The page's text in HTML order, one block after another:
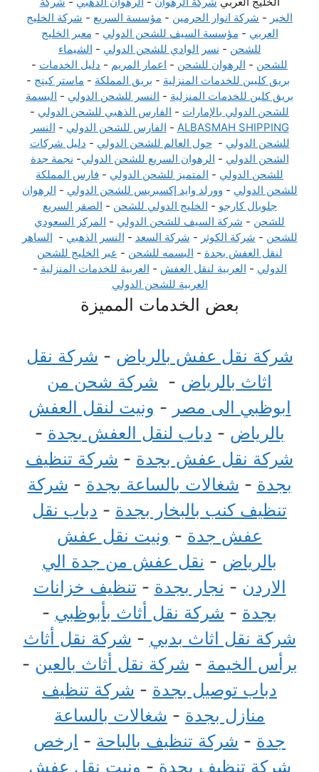
الخير - شركة انوار الحرمين - مؤسسة السريع - شركة الخليج
العربي - مؤسسة السيف للشحن الدولي - معبر الخليج
للشحن - نسر الوادي للشحن الدولي - الشيماء
للشحن - الرهوان للشحن - اعمار المريم - دليل الخدمات -
بريق كليين للخدمات المنزلية - بريق المملكة - ماستر كينج -
بريق كلين للخدمات المنزلية - النسر للشحن الدولي - البسمة
للشحن الدولي بالإمارات - الفارس الذهبي للشحن الدولي -
ALBASMAH SHIPPING
- الفارس للشحن الدولي - النسر
للشحن الدولي -حول العالم للشحن الدولي - دليل شركات
الشحن الدولي - الرهوان السريع للشحن الدولي- نجمة جدة
للشحن الدولي - المتميز للشحن الدولي - فارس المملكة
للشحن الدولي - وورلد وايد إكسبريس للشحن الدولي - الرهوان
جلوبال كارجو - الخليج الدولي للشحن - الصقر السريع
للشحن - شركة السيف للشحن الدولي - المركز السعودي
للشحن - شركة الكوثر - شركة السعد - النسر الذهبي - الساهر
لنقل العفش بجدة - البسمه للشحن - عبر الخليج للشحن
الدولي - العربية لنقل العفش - العربية للخدمات المنزلية -
العربية للشحن الدولي
بعض الخدمات المميزة
شركة نقل عفش بالرياض - شركة نقل
اثاث بالرياض - شركة شحن من
ابوظبي الى مصر - ونيت لنقل العفش
بالرياض - دباب لنقل العفش بجدة -
شركة نقل عفش بجدة - شركة تنظيف
بجدة - شغالات بالساعة بجدة - شركة
تنظيف كنب بالبخار بجدة - دباب نقل
عفش جدة - ونيت نقل عفش
بالرياض - نقل عفش من جدة الي
الاردن - نجار بجدة - تنظيف خزانات
بجدة - شركة نقل أثاث بأبوظبي -
شركة نقل اثاث بدبي - شركة نقل أثاث
برأس الخيمة - شركة نقل أثاث بالعين -
دباب توصيل بجدة - شركة تنظيف
منازل بجدة - شغالات بالساعة
جدة - شركة تنظيف بالباحة - ارخص
شركة تنظيف بجدة - ونيت نقل عفش